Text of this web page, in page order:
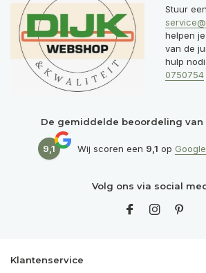
Stuur
helpen
van de
hulp
0750754
De gemiddelde beoordeling van
9,1 Wij scoren een 9,1 op
Volg ons via social
Klantenservice